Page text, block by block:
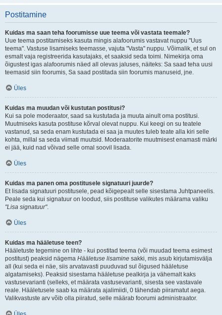
Postitamine
Kuidas ma saan teha foorumisse uue teema või vastata teemale?
Uue teema postitamiseks kasuta mingis alafoorumis vastavat nuppu "Uus
teema". Vastuse lisamiseks teemasse, vajuta "Vasta" nuppu. Võimalik, et sul on
esmalt vaja registreerida kasutajaks, et saaksid seda toimi. Nimekirja oma
õigustest igas alafoorumis näed all olevas jaluses, näiteks: Sa saad teha uusi
teemasid siin foorumis, Sa saad postitada siin foorumis manuseid, jne.
Üles
Kuidas ma muudan või kustutan postitusi?
Kui sa pole moderaator, saad sa kustutada ja muuta ainult oma postitusi.
Muutmiseks kasuta postituse kõrval olevat nuppu. Kui keegi on su teatele
vastanud, sa seda enam kustutada ei saa ja muutes tuleb teate alla kiri selle
kohta, millal sa seda viimati muutsid. Moderaatorite muutmisest enamasti märki
ei jää, kuid nad võivad selle omal soovil lisada.
Üles
Kuidas ma panen oma postitusele signatuuri juurde?
Et lisada signatuuri postitusele, pead kõigepealt selle sisestama Juhtpaneelis.
Peale seda kui signatuur on loodud, siis postituse valikutes määrama valiku
"Lisa signatuur".
Üles
Kuidas ma hääletuse teen?
Hääletuste tegemine on lihte - kui postitad teema (või muudad teema esimest
postitust) peaksid nägema Hääletuse lisamine sakki, mis asub kirjutamisvälja
all (kui seda ei näe, siis arvatavasti puuduvad sul õigused hääletuse
algatamiseks). Peaksid sisestama hääletuse pealkirja ja vähemalt kaks
vastusevarianti (selleks, et määrata vastusevarianti, sisesta see vastavale
reale. Hääletusele saab ka määrata ajalimiidi, 0 tähendab piiramatut aega.
Valikvastuste arv võib olla piiratud, selle määrab foorumi administraator.